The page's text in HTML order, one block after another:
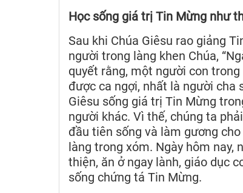
Học sống giá trị Tin Mừng như
Sau khi Chúa Giêsu rao giảng
người trong làng khen Chúa,
quyết rằng, một người con
được ca ngợi, nhất là người cha
Giêsu sống giá trị Tin Mừng
người khác. Vì thế, chúng ta
đầu tiên sống và làm gương
làng trong xóm. Ngày hôm nay,
thiện, ăn ở ngay lành, giáo dục
sống chứng tá Tin Mừng.